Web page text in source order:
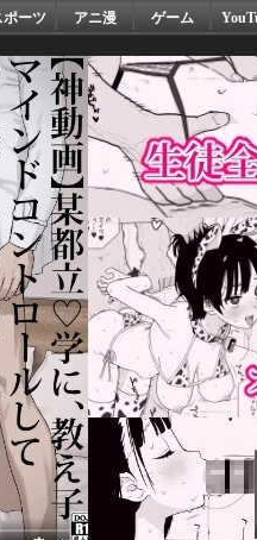
ポーツ アニ漫 ゲーム